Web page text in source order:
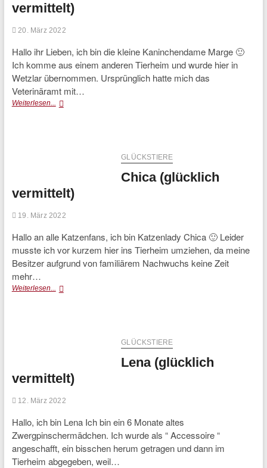
vermittelt)
20. März 2022
Hallo ihr Lieben, ich bin die kleine Kaninchendame Marge 🙂
Ich komme aus einem anderen Tierheim und wurde hier in
Wetzlar übernommen. Ursprünglich hatte mich das
Veterinäramt mit…
Weiterlesen... Marge
GLÜCKSTIERE
Chica (glücklich
vermittelt)
19. März 2022
Hallo an alle Katzenfans, ich bin Katzenlady Chica 🙂 Leider
musste ich vor kurzem hier ins Tierheim umziehen, da meine
Besitzer aufgrund von familiärem Nachwuchs keine Zeit
mehr…
Weiterlesen... Chica
GLÜCKSTIERE
Lena (glücklich
vermittelt)
12. März 2022
Hallo, ich bin Lena Ich bin ein 6 Monate altes
Zwergpinschermädchen. Ich wurde als “ Accessoire “
angeschafft, ein bisschen herum getragen und dann im
Tierheim abgegeben, weil…